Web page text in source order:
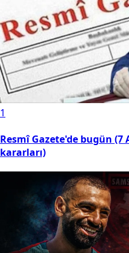
1
Resmî Gazete'de bugün (7
kararları)